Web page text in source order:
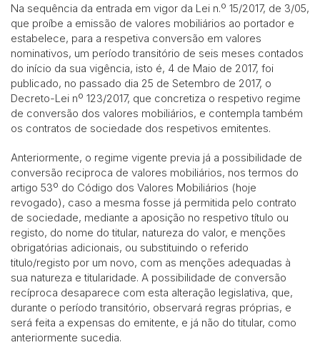
Na sequência da entrada em vigor da Lei n.º 15/2017, de 3/05,
que proíbe a emissão de valores mobiliários ao portador e
estabelece, para a respetiva conversão em valores
nominativos, um período transitório de seis meses contados
do início da sua vigência, isto é, 4 de Maio de 2017, foi
publicado, no passado dia 25 de Setembro de 2017, o
Decreto-Lei nº 123/2017, que concretiza o respetivo regime
de conversão dos valores mobiliários, e contempla também
os contratos de sociedade dos respetivos emitentes.
Anteriormente, o regime vigente previa já a possibilidade de
conversão reciproca de valores mobiliários, nos termos do
artigo 53º do Código dos Valores Mobiliários (hoje
revogado), caso a mesma fosse já permitida pelo contrato
de sociedade, mediante a aposição no respetivo título ou
registo, do nome do titular, natureza do valor, e menções
obrigatórias adicionais, ou substituindo o referido
titulo/registo por um novo, com as menções adequadas à
sua natureza e titularidade. A possibilidade de conversão
recíproca desaparece com esta alteração legislativa, que,
durante o período transitório, observará regras próprias, e
será feita a expensas do emitente, e já não do titular, como
anteriormente sucedia.